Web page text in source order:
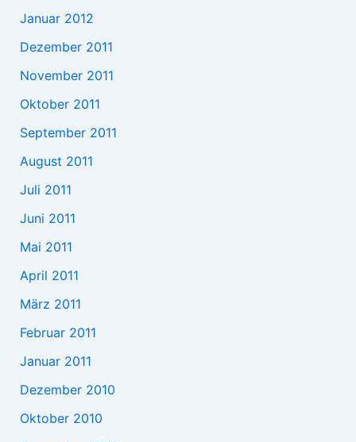
Januar 2012
Dezember 2011
November 2011
Oktober 2011
September 2011
August 2011
Juli 2011
Juni 2011
Mai 2011
April 2011
März 2011
Februar 2011
Januar 2011
Dezember 2010
Oktober 2010